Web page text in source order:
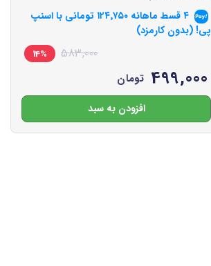
۱۲۴٬۷۵۰ تومانی با اسنپ
پی! (بدون کارمزد)
583,000
14%
499,000 تومان
افزودن به سبد